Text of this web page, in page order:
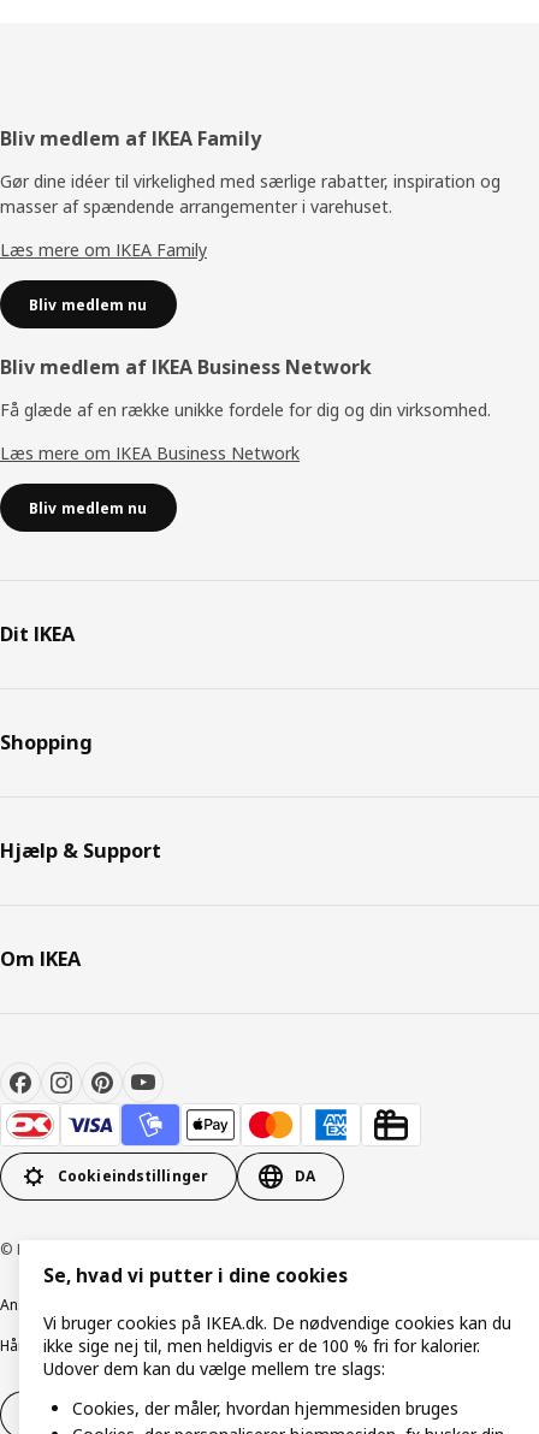
Footer
Bliv medlem af IKEA Family
Gør dine idéer til virkelighed med særlige rabatter, inspiration og
masser af spændende arrangementer i varehuset.
Læs mere om IKEA Family
Bliv medlem nu
Bliv medlem af IKEA Business Network
Få glæde af en række unikke fordele for dig og din virksomhed.
Læs mere om IKEA Business Network
Bliv medlem nu
Dit IKEA
Shopping
Hjælp & Support
Om IKEA
Cookieindstillinger DA
© Inter IKEA Systems B.V. 1999-2026
Ansvarlig rapportering
Håndtering af persondataSalgs- og leveringsbetingelser
Fortryd dit køb Fortryd dit køb af service
Se, hvad vi putter i dine cookies
Vi bruger cookies på IKEA.dk. De nødvendige cookies kan du
ikke sige nej til, men heldigvis er de 100 % fri for kalorier.
Udover dem kan du vælge mellem tre slags:
Cookies, der måler, hvordan hjemmesiden bruges